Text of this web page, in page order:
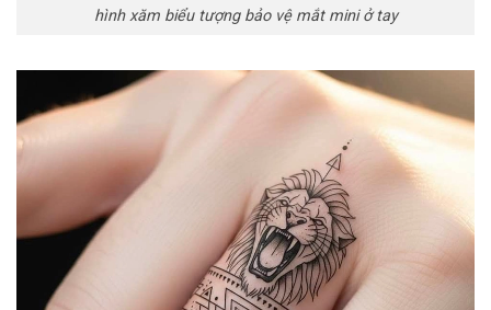
hình xăm biểu tượng bảo vệ mắt mini ở tay